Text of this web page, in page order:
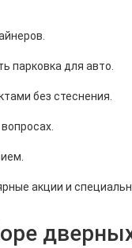
для авто.
без стеснения.
акции и